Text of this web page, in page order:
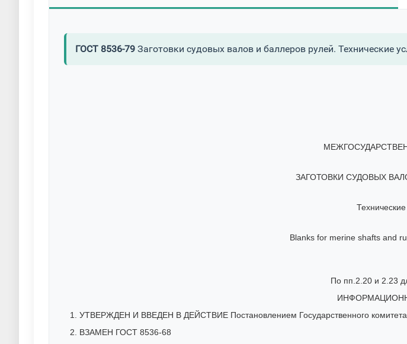
ГОСТ 8536-79 Заготовки судовых валов и баллеров рулей. Технические